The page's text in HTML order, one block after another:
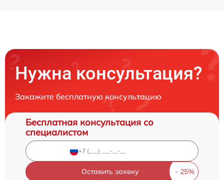
Нужна консультация?
Закажите бесплатную консультацию
Бесплатная консультация со
специалистом
Оставить заявку